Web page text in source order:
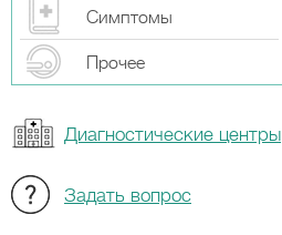
Симптомы
Прочeе
Диагностические центры
Задать вопрос